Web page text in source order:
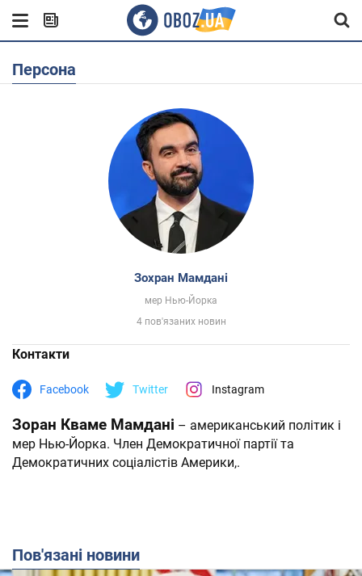
Персона
Зохран Мамдані
мер Нью-Йорка
4 пов'язаних новин
Контакти
Facebook Twitter Instagram
Зоран Кваме Мамдані – американський політик і
мер Нью-Йорка. Член Демократичної партії та
Демократичних соціалістів Америки,.
Пов'язані новини